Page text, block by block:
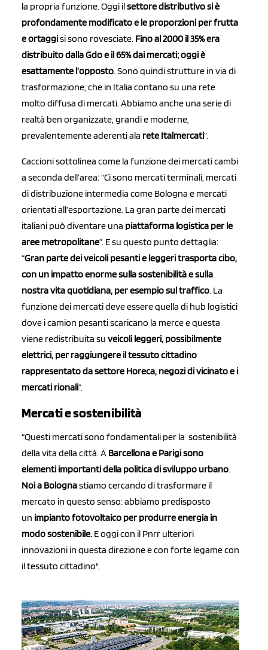
la propria funzione. Oggi ilsettore distributivo si è
profondamente modificato e le proporzioni per frutta
e ortaggisi sono rovesciate. Fino al 2000 il 35% era
distribuito dalla Gdo e il 65% dai mercati; oggi è
esattamente l’opposto. Sono quindi strutture in via di
trasformazione, che in Italia contano su una rete
molto diffusa di mercati. Abbiamo anche una serie di
realtà ben organizzate, grandi e moderne,
prevalentemente aderenti ala rete Italmercati”.
Caccioni sottolinea come la funzione dei mercati cambi
a seconda dell’area: “Ci sono mercati terminali, mercati
di distribuzione intermedia come Bologna e mercati
orientati all’esportazione. La gran parte dei mercati
italiani può diventare una piattaforma logistica per le
aree metropolitane”. E su questo punto dettaglia:
“Gran parte dei veicoli pesanti e leggeri trasporta cibo,
con un impatto enorme sulla sostenibilità e sulla
nostra vita quotidiana, per esempio sul traffico. La
funzione dei mercati deve essere quella di hub logistici
dove i camion pesanti scaricano la merce e questa
viene redistribuita su veicoli leggeri, possibilmente
elettrici, per raggiungere il tessuto cittadino
rappresentatoda settore Horeca, negozi di vicinato e i
mercati rionali”.
Mercati e sostenibilità
“Questi mercati sono fondamentali per la sostenibilità
della vita della città. A Barcellona e Parigi sono
elementi importanti della politica di sviluppo urbano.
Noi a Bolognastiamo cercando di trasformare il
mercato in questo senso: abbiamo predisposto
un impianto fotovoltaico per produrre energia in
modo sostenibile. E oggi con il Pnrr ulteriori
innovazioni in questa direzione e con forte legame con
il tessuto cittadino".